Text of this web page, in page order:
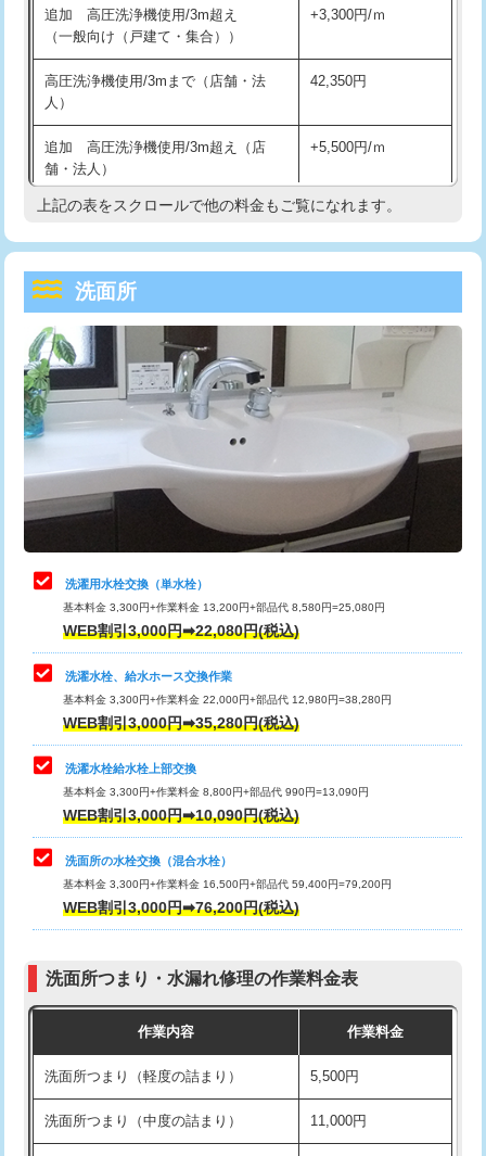
マス交換（深さ50㎝以上） 66,000円
コンクリート斫り（厚さ10㎝まで） 27,500円
コンクリート斫り（厚さ10㎝超え）
モルタル補修（厚さ10㎝まで）
モルタル補修（厚さ10㎝超え） 38,500円
洗面台設置 38,500円
追加人工
廃棄・処分 現場見積
※給水管工事は20mmまでの価格です。
持込商品取付（混合水栓） 16,500円
給水管工事※（ホール加工)
給水管工事※（バンド止め) 3,300円
給水管工事※（支持金具設置) 5,500円
給水管工事※（保温材使用（バンド止
め込み）)
5,500円
給水管工事※（土の掘削・埋め戻し作
業)
11,000円
給水管工事※（塩ビ管（VP・HI）使
用/3ｍまで)
33,000円
給水管工事※（塩ビ管（VP・HI）使
用（追加）/3ｍ超え)
給水管工事※（ライニング鋼管・銅
管・ポリ管・HT管使用/3ｍまで)
44,000円
給水管工事※（ライニング鋼管・銅
管・ポリ管・HT管使用/3ｍ超え)
排水管工事（土の掘削・埋め戻し作
業）
排水管工事（排水管工事/3ｍまで） 55,000円
排水管工事（追加 排水管工事/3ｍ超
え）
マス交換（土の掘削・埋め戻し作業）
マス交換（深さ50㎝未満）
マス交換（深さ50㎝以上）
モルタル補修（厚さ10㎝まで） 27,500円
モルタル補修（厚さ10㎝超え） 38,500円
洗面台設置 38,500円
追加 高圧洗浄機使用/3m超え
（一般向け（戸建て・集合））
+3,300円/ｍ
高圧洗浄機使用/3mまで（店舗・法
人）
42,350円
追加 高圧洗浄機使用/3m超え（店
舗・法人）
+5,500円/ｍ
高度高圧洗浄換 現地調査
トーラー機使用/3mまで
追加トーラー機使用/3m超え +3,300円
カメラ調査 33,000円
桝清掃
止水・漏水調査・防水処理・清掃・修
理・調整・分解・加工など（軽作業）
11,000円
止水・漏水調査・防水処理・清掃・修
理・調整・分解・加工など（中作業）
22,000円
止水・漏水調査・防水処理・清掃・修
理・調整・分解・加工など（重作業）
33,000円
キッチンタンク脱着
その他部品の脱着
交換・取付（タンク）
交換・取付(単水栓（壁付・デッキ
式）)
交換・取付(混合水栓（壁付・デッキ
式・ワンホール）)
16,500円+材料費
（P/S/ポップアップ））
交換・取付（その他部品） 11,000円+材料費
持込商品取付（単水栓） 13,200円
持込商品取付（混合水栓） 16,500円
持込商品取付（浄水器・分岐水栓） 16,500円
上記の表をスクロールで他の料金もご覧になれます。
洗面所
洗濯用水栓交換（単水栓）
基本料金 3,300円+作業料金 13,200円+部品代 8,580円=25,080円
WEB割引3,000円➡22,080円(税込)
洗濯水栓、給水ホース交換作業
基本料金 3,300円+作業料金 22,000円+部品代 12,980円=38,280円
WEB割引3,000円➡35,280円(税込)
洗濯水栓給水栓上部交換
基本料金 3,300円+作業料金 8,800円+部品代 990円=13,090円
WEB割引3,000円➡10,090円(税込)
洗面所の水栓交換（混合水栓）
基本料金 3,300円+作業料金 16,500円+部品代 59,400円=79,200円
WEB割引3,000円➡76,200円(税込)
洗面所つまり・水漏れ修理の作業料金表
作業内容 作業料金
洗面所つまり（軽度の詰まり） 5,500円
洗面所つまり（中度の詰まり） 11,000円